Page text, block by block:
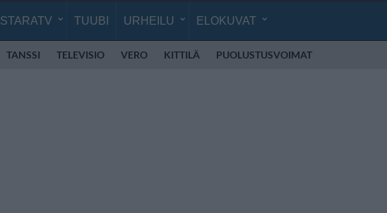
STARATV TUUBI URHEILU ELOKUVAT
TANSSI TELEVISIO VERO KITTILÄ PUOLUSTUSVOIMAT